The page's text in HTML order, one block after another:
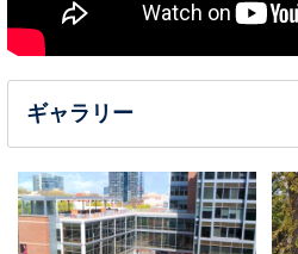
ギャラリー